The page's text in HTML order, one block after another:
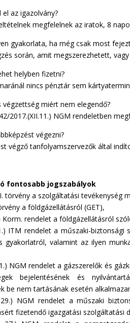
el az igazolvány?
megfelelnek az iratok, 8
gyakorlata, ha még csak most
során, amit megszerezhetett,
helyben fizetni?
nincs pénztár sem
végzettség miért nem elegendő?
2017.(XII.11.) NGM rendeletben
végezni?
végző tanfolyamszervezők által
fontosabb jogszabályok
törvény a szolgáltatási tevékenység
a földgázellátásról (GET),
Korm. rendelet a földgázellátásról
ITM rendeleta műszaki-biztonsági
gyakorlatról, valamint az ilyen
NGM rendelet a gázszerelők és
bejelentésének és
be nem tartásának esetén
NGM rendeleta műszaki
fizetendő igazgatási szolgáltatási